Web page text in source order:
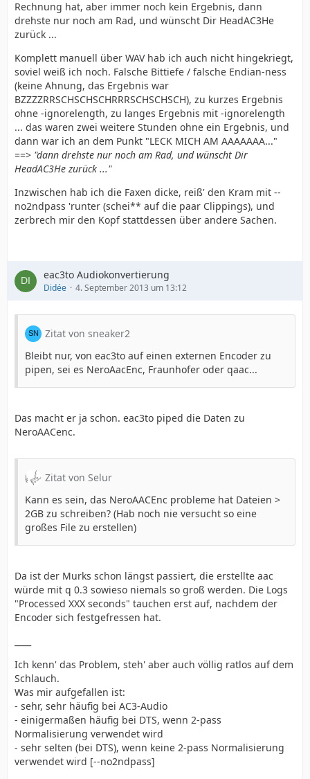
Rechnung hat, aber immer noch kein Ergebnis, dann
drehste nur noch am Rad, und wünscht Dir HeadAC3He
zurück ...
Komplett manuell über WAV hab ich auch nicht hingekriegt,
soviel weiß ich noch. Falsche Bittiefe / falsche Endian-ness
(keine Ahnung, das Ergebnis war
BZZZZRRSCHSCHSCHRRRSCHSCHSCH), zu kurzes Ergebnis
ohne -ignorelength, zu langes Ergebnis mit -ignorelength
... das waren zwei weitere Stunden ohne ein Ergebnis, und
dann war ich an dem Punkt "LECK MICH AM AAAAAAA..."
==> "dann drehste nur noch am Rad, und wünscht Dir
HeadAC3He zurück ..."
Inzwischen hab ich die Faxen dicke, reiß' den Kram mit --
no2ndpass 'runter (schei** auf die paar Clippings), und
zerbrech mir den Kopf stattdessen über andere Sachen.
eac3to Audiokonvertierung
Didée 4. September 2013 um 13:12
Zitat von sneaker2
Bleibt nur, von eac3to auf einen externen Encoder zu
pipen, sei es NeroAacEnc, Fraunhofer oder qaac...
Das macht er ja schon. eac3to piped die Daten zu
NeroAACenc.
Zitat von Selur
Kann es sein, das NeroAACEnc probleme hat Dateien >
2GB zu schreiben? (Hab noch nie versucht so eine
großes File zu erstellen)
Da ist der Murks schon längst passiert, die erstellte aac
würde mit q 0.3 sowieso niemals so groß werden. Die Logs
"Processed XXX seconds" tauchen erst auf, nachdem der
Encoder sich festgefressen hat.
Ich kenn' das Problem, steh' aber auch völlig ratlos auf dem
Schlauch.
Was mir aufgefallen ist:
- sehr, sehr häufig bei AC3-Audio
- einigermaßen häufig bei DTS, wenn 2-pass
Normalisierung verwendet wird
- sehr selten (bei DTS), wenn keine 2-pass Normalisierung
verwendet wird [--no2ndpass]